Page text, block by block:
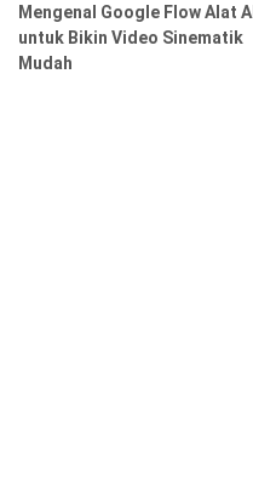
Mengenal Google Flow Alat AI
untuk Bikin Video Sinematik
Mudah